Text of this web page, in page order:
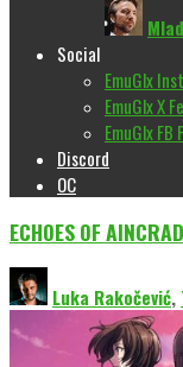
Social
EmuGlx
EmuGlx X
EmuGlx FB
Discord
OC
ECHOES OF
Luka Rakočević,